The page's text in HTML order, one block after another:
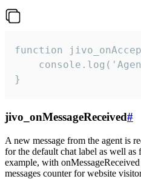
function
}
jivo_onMessageReceived#
A new message from the agent is
for the default chat label as well as
example, with
messages counter for website